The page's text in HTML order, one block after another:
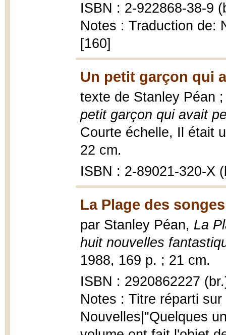
ISBN : 2-922868-38-9
Notes : Traduction de:
[160]
Un petit garçon qui
texte de Stanley Péan
petit garçon qui avait
Courte échelle, Il était
22 cm.
ISBN : 2-89021-320-X
La Plage des
par Stanley Péan, La
huit nouvelles
1988, 169 p. ; 21 cm.
ISBN : 2920862227
Notes : Titre réparti
Nouvelles|"Quelques